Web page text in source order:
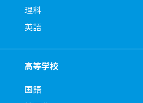
理科
英語
高等学校
国語